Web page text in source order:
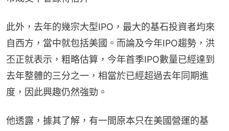
此外，去年的幾宗大型IPO，最大的基石投資者均來
自西方，當中就包括美國。而論及今年IPO趨勢，洪
丕正就表示，粗略估算，今年首季IPO數量已經達到
去年整體的三分之一，相當於已經超過去年同期進
度，因此興趣仍然強勁。
他透露，據其了解，有一間原本只在美國營運的基